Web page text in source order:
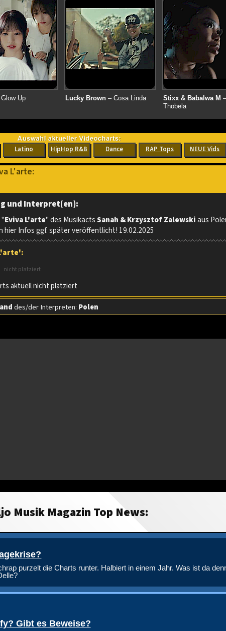
Up Lucky Brown– Cosa Linda Stixx & Babalwa M –
Thobela
Latino HipHop R&B Dance RAP Tops NEUE Vids
L'arte:
und Interpret(en):
Eviva L'arte" des MusikactsSanah & Krzysztof Zalewskiaus
hier Infos ggf. später veröffentlicht! 19.02.2025
nicht platziert
aktuell nicht platziert
des/der Interpreten: Polen
Musik Magazin Top News:
purzelt die Charts runter. Halbiert in einem Jahr. Was ist da
Gibt es Beweise?